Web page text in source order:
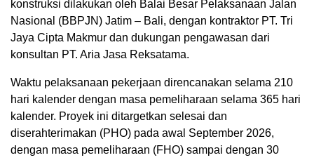
konstruksi dilakukan oleh Balai Besar Pelaksanaan Jalan
Nasional (BBPJN) Jatim – Bali, dengan kontraktor PT. Tri
Jaya Cipta Makmur dan dukungan pengawasan dari
konsultan PT. Aria Jasa Reksatama.
Waktu pelaksanaan pekerjaan direncanakan selama 210
hari kalender dengan masa pemeliharaan selama 365 hari
kalender. Proyek ini ditargetkan selesai dan
diserahterimakan (PHO) pada awal September 2026,
dengan masa pemeliharaan (FHO) sampai dengan 30